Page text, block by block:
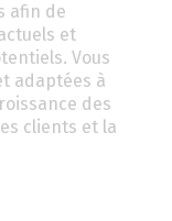
afin de
et
Vous
adaptées à
des
clients et la